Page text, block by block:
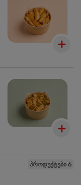
პროდუქტები 6